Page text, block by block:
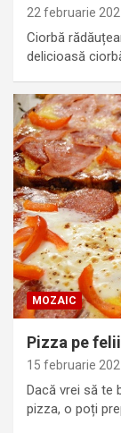
22 februarie
Ciorbă
delicioasă
MOZAIC
Pizza pe
15 februarie
Dacă vrei să te
pizza, o poți